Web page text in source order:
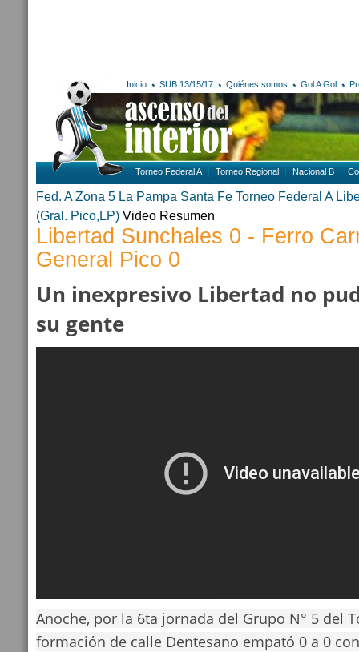
Inicio SUB 13/15/17 Quiénes somos Gol A Gol
Torneo Federal A Torneo Regional Nacional B
Fed. A Zona 5 La Pampa Santa Fe Torneo Federal A
(Gral. Pico,LP) Video Resumen
Libertad Sunchales 0 - Ferro
General Pico 0
Un inexpresivo Libertad no
su gente
Anoche, por la 6ta jornada del Grupo N° 5 del
formación de calle Dentesano empató 0 a 0